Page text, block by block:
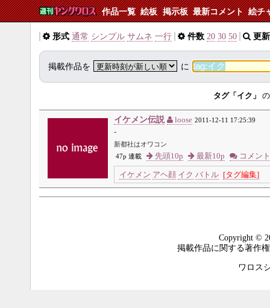
作品一覧 絵板 掲示板 最新コメント 絵チ
形式 通常 シンプル サムネ 一行 件数 20 30 50 更
掲載作品を に
タグ「イク」
イケメン伝説 loose 2011-12-11 17:25:39
-
新都社はオワコン
47p 連載
先頭10p 最新10p コメント
イケメン アヘ顔 イク バトル [タグ編集]
Copyright ©
掲載作品に関する著作
ワロス